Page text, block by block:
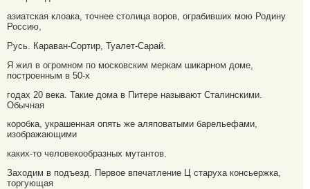
азиатская клоака, точнее столица воров, ограбивших мою Родину
Россию,
Русь. Караван-Сортир, Туалет-Сарай.
Я жил в огромном по московским меркам шикарном доме,
построенным в 50-х
годах 20 века. Такие дома в Питере называют Сталинскими.
Обычная
коробка, украшенная опять же аляповатыми барельефами,
изображающими
каких-то человекообразных мутантов.
Заходим в подъезд. Первое впечатление Ц старуха консьержка,
торгующая